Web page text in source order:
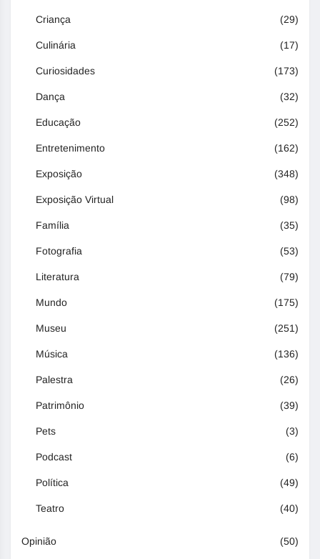
Criança (29)
Culinária (17)
Curiosidades (173)
Dança (32)
Educação (252)
Entretenimento (162)
Exposição (348)
Exposição Virtual (98)
Família (35)
Fotografia (53)
Literatura (79)
Mundo (175)
Museu (251)
Música (136)
Palestra (26)
Patrimônio (39)
Pets (3)
Podcast (6)
Política (49)
Teatro (40)
Opinião (50)